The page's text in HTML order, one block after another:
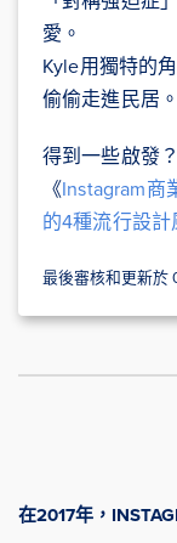
愛。
Kyle用獨特的
偷偷走進民居。
得到一些啟發
《Instagram商
的4種流行設計
最後審核和更新於
在2017年，